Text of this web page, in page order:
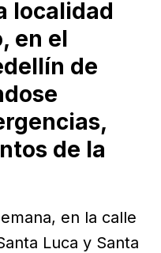
localidad
en el
de
de la
en la calle
Luca y Santa